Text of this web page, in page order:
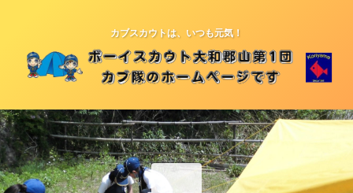
カブスカウトは、いつも元気！